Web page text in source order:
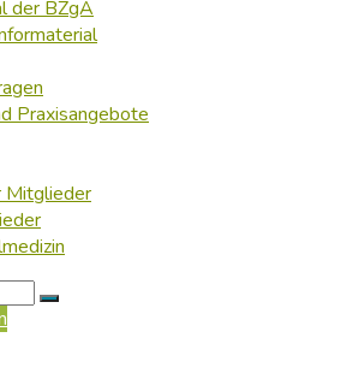
der BZgA
Praxisangebote
Mitglieder